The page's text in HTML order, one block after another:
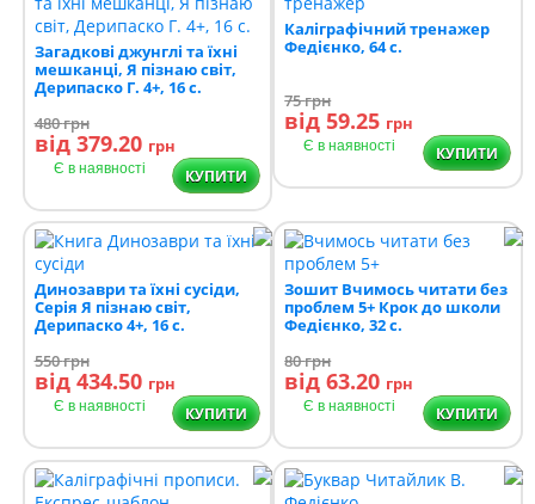
Загадкові джунглі та їхні
мешканці, Я пізнаю світ,
Дерипаско Г. 4+, 16 с.
480грн
від 379.20 грн
Є в наявності КУПИТИ
Каліграфічний тренажер
Федієнко, 64 с.
75грн
від 59.25 грн
Є в наявності КУПИТИ
Динозаври та їхні сусіди,
Серiя Я пізнаю світ,
Дерипаско 4+, 16 с.
550грн
від 434.50 грн
Є в наявності КУПИТИ
Зошит Вчимось читати без
проблем 5+ Крок до школи
Федієнко, 32 с.
80грн
від 63.20 грн
Є в наявності КУПИТИ